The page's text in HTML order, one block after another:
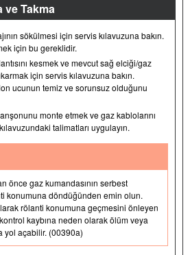
ve Takma
sökülmesi için servis kılavuzuna bakın.
için bu gereklidir.
kesmek ve mevcut sağ elciği/gaz
için servis kılavuzuna bakın.
ucunun temiz ve sorunsuz olduğunu
monte etmek ve gaz kablolarını
talimatları uygulayın.
önce gaz kumandasının serbest
konumuna döndüğünden emin olun.
rölanti konumuna geçmesini önleyen
kaybına neden olarak ölüm veya
yol açabilir. (00390a)